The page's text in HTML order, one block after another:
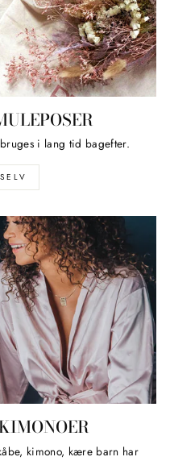
i lang tid bagefter.
kimono, kære barn har